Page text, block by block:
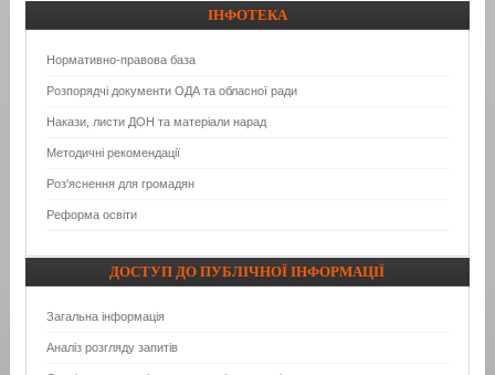
ІНФОТЕКА
Нормативно-правова база
Розпорядчі документи ОДА та обласної ради
Накази, листи ДОН та матеріали нарад
Методичні рекомендації
Роз'яснення для громадян
Реформа освіти
ДОСТУПДО ПУБЛІЧНОЇ ІНФОРМАЦІЇ
Загальна інформація
Аналіз розгляду запитів